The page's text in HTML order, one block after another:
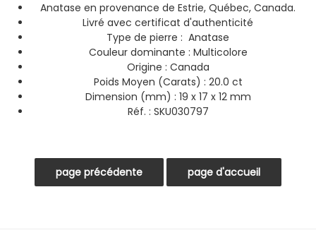
Anatase en provenance de Estrie, Québec, Canada.
Livré avec certificat d'authenticité
Type de pierre : Anatase
Couleur dominante : Multicolore
Origine : Canada
Poids Moyen (Carats) : 20.0 ct
Dimension (mm) : 19 x 17 x 12 mm
Réf. : SKU030797